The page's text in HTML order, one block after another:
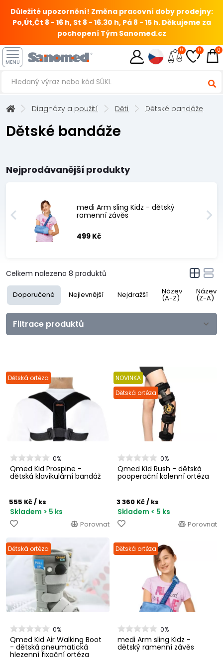
Důležité upozornění! Změna pracovní doby prodejny:
Po,Út,Čt 8 - 16 h, St 8 - 16.30 h, Pá 8 - 15 h. Děkujeme za
pochopení Tým Sanomed.cz
MENU
0 0 0
Diagnózy a použití Děti Dětské bandáže
Dětské bandáže
Nejprodávanější produkty
medi Arm sling Kidz - dětský
ramenní závěs
499 Kč
Celkem nalezeno 8 produktů
Doporučené Nejlevnější Nejdražší Název
(A-Z)
Název
(Z-A)
Filtrace produktů
Dětská ortéza
0%
Qmed Kid Prospine -
dětská klavikulární bandáž
555 Kč/ ks
Skladem > 5 ks
Porovnat
NOVINKA
Dětská ortéza
0%
Qmed Kid Rush - dětská
pooperační kolenní ortéza
3 360 Kč/ ks
Skladem < 5 ks
Porovnat
Dětská ortéza
0%
Qmed Kid Air Walking Boot
- dětská pneumatická
hlezenní fixační ortéza
Dětská ortéza
0%
medi Arm sling Kidz -
dětský ramenní závěs